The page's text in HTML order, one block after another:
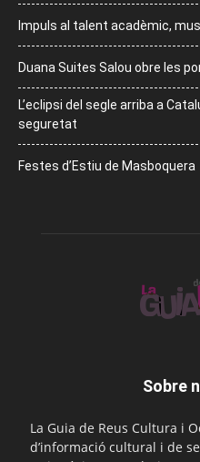
Impuls al talent acadèmic,
Duana Suites Salou obre les
L’eclipsi del segle arriba a
seguretat
Festes d’Estiu de Masboquera
Sobre
La Guia de Reus Cultura i
d’informació cultural i de